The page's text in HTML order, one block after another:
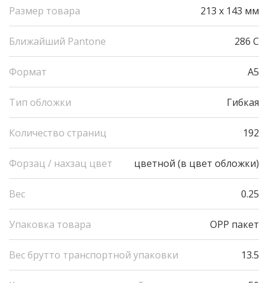
Размер товара 213 х 143 мм
Ближайший Pantone 286 C
Формат A5
Тип обложки Гибкая
Количество страниц 192
Форзац / нахзац цвет цветной (в цвет обложки)
Вес 0.25
Упаковка товара OPP пакет
Вес брутто транспортной упаковки 13.5